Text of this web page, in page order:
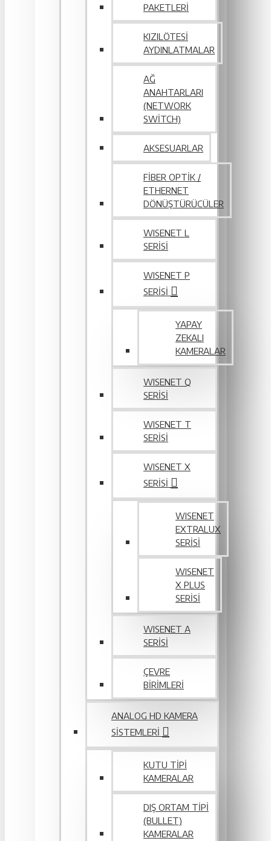
PAKETLERI
KIZILÖTESI
AYDINLATMALAR
AĞ
ANAHTARLARI
(NETWORK
SWITCH)
AKSESUARLAR
FIBER OPTIK /
ETHERNET
DÖNÜŞTÜRÜCÜLER
WISENET L
SERİSİ
WISENET P
SERISI
YAPAY
ZEKALI
KAMERALAR
WISENET Q
SERİSİ
WISENET T
SERİSİ
WISENET X
SERİSİ
WISENET
EXTRALUX
SERISI
WISENET
X PLUS
SERISI
WISENET A
SERİSİ
ÇEVRE
BIRIMLERI
ANALOG HD KAMERA
SISTEMLERI
KUTU TIPI
KAMERALAR
DIŞ ORTAM TIPI
(BULLET)
KAMERALAR